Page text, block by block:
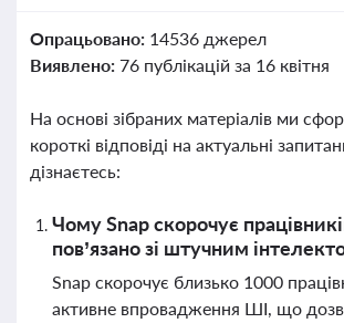
Опрацьовано: 14536 джерел
Виявлено: 76 публікацій за 16 квітня
На основі зібраних матеріалів ми
короткі відповіді на актуальні
дізнаєтесь:
Чому Snap скорочує
пов’язано зі штучним
Snap скорочує близько 1000
активне впровадження ШІ, що